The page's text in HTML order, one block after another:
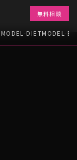
MODEL-DIETMODEL-
無料相談